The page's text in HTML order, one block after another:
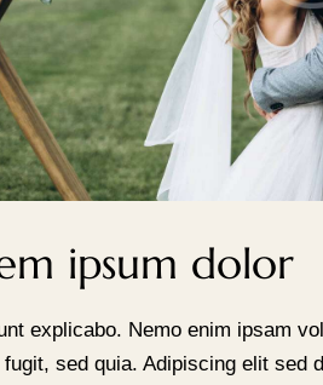
ipsum dolor
explicabo. Nemo enim ipsam
sed quia. Adipiscing elit sed